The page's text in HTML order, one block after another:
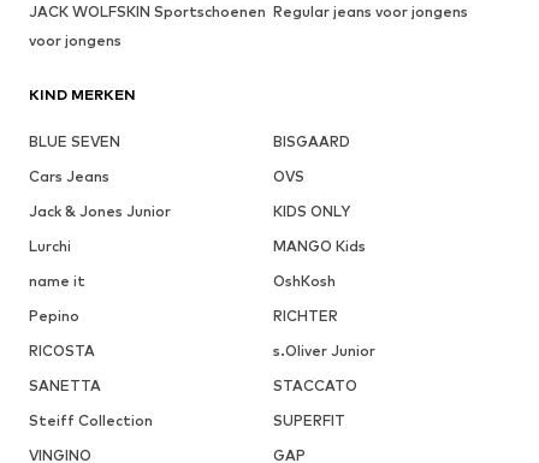
JACK WOLFSKIN Sportschoenen
voor jongens
Regular jeans voor jongens
KIND MERKEN
BLUE SEVEN
BISGAARD
Cars Jeans
OVS
Jack & Jones Junior
KIDS ONLY
Lurchi
MANGO Kids
name it
OshKosh
Pepino
RICHTER
RICOSTA
s.Oliver Junior
SANETTA
STACCATO
Steiff Collection
SUPERFIT
VINGINO
GAP